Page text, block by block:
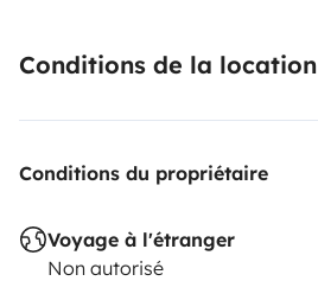
Conditions de la location
Conditions du propriétaire
Voyage à l'étranger
Non autorisé